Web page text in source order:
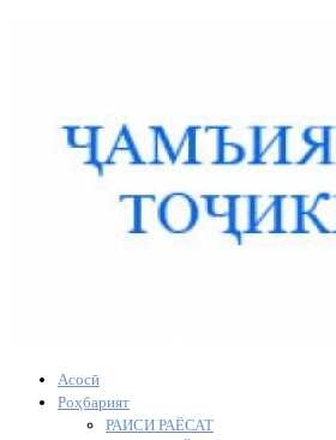
Асосӣ
Роҳбарият
РАИСИ РАЁСАТ